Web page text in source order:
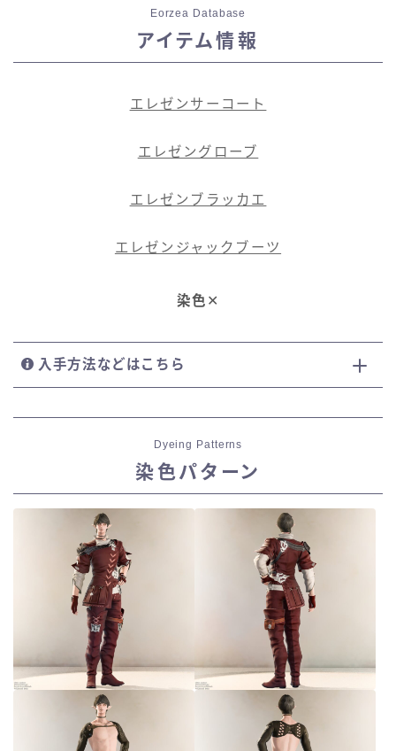
Eorzea Database
アイテム情報
エレゼンサーコート
エレゼングローブ
エレゼンブラッカエ
エレゼンジャックブーツ
染色 ✕
入手方法などはこちら
Dyeing Patterns
染色パターン